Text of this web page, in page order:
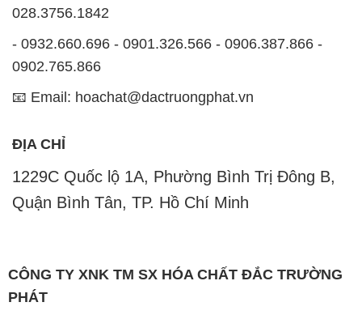
028.3756.1842
- 0932.660.696 - 0901.326.566 - 0906.387.866 -
0902.765.866
📧 Email: hoachat@dactruongphat.vn
ĐỊA CHỈ
1229C Quốc lộ 1A, Phường Bình Trị Đông B,
Quận Bình Tân, TP. Hồ Chí Minh
CÔNG TY XNK TM SX HÓA CHẤT ĐẮC TRƯỜNG
PHÁT